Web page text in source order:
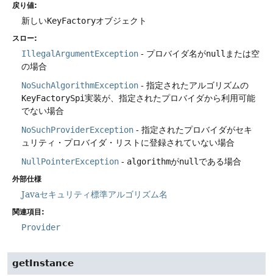
戻り値:
新しいKeyFactoryオブジェクト
スロー:
IllegalArgumentException - プロバイダ名がnullまたは空
の場合
NoSuchAlgorithmException - 指定されたアルゴリズムの
KeyFactorySpi実装が、指定されたプロバイダから利用可能
でない場合
NoSuchProviderException - 指定されたプロバイダがセキ
ュリティ・プロバイダ・リストに登録されていない場合
NullPointerException - algorithmがnullである場合
外部仕様
Javaセキュリティ標準アルゴリズム名
関連項目:
Provider
getInstance